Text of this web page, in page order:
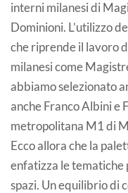
interni milanesi di
Dominioni. L’utilizzo
che riprende il lavoro
milanesi come
abbiamo selezionato
anche Franco Albini e
metropolitana M1 di
Ecco allora che la
enfatizza le tematiche
spazi. Un equilibrio di